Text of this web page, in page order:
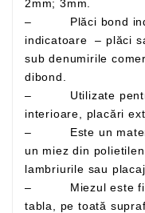
2mm; 3mm.
– Plăci bond industrial uv pentru semne si
indicatoare – plăci sandwich aluminiu cunoscute si
sub denumirile
dibond.
– Utilizate pentru
interioare, placări
– Este un material cu două fete din aluminiu si
un miez din polietilena ce inlocuieste cu succes tabla,
– Miezul este
tabla, pe toată